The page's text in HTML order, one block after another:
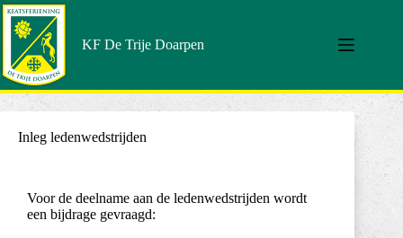
KF De Trije Doarpen
Inleg ledenwedstrijden
Voor de deelname aan de ledenwedstrijden wordt
een bijdrage gevraagd: